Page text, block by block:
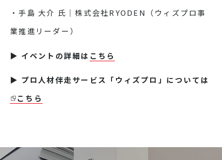
・手島 大介 氏｜株式会社RYODEN（ウィズプロ事
業推進リーダー）
▶ イベントの詳細は こちら
▶ プロ人材伴走サービス「ウィズプロ」については
こちら